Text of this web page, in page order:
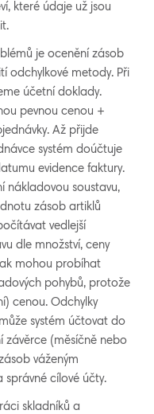
které údaje už jsou
je ocenění zásob
odchylkové metody. Při
účetní doklady.
pevnou cenou +
Až přijde
systém doúčtuje
evidence faktury.
nákladovou soustavu,
zásob artiklů
vedlejší
dle množství, ceny
mohou probíhat
pohybů, protože
cenou. Odchylky
systém účtovat do
závěrce (měsíčně nebo
váženým
cílové účty.
skladníků a